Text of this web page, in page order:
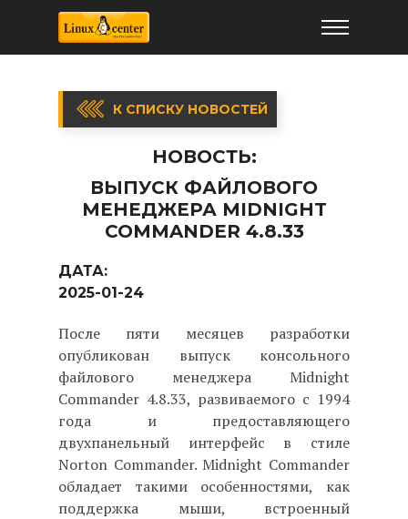
К СПИСКУ НОВОСТЕЙ
НОВОСТЬ:
ВЫПУСК ФАЙЛОВОГО
МЕНЕДЖЕРА MIDNIGHT
COMMANDER 4.8.33
ДАТА:
2025-01-24
После пяти месяцев разработки
опубликован выпуск консольного
файлового менеджера Midnight
Commander 4.8.33, развиваемого с 1994
года и предоставляющего
двухпанельный интерфейс в стиле
Norton Commander. Midnight Commander
обладает такими особенностями, как
поддержка мыши, встроенный